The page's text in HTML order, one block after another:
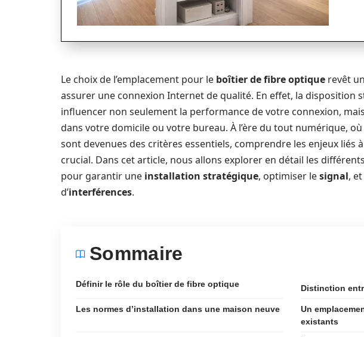
Le choix de l’emplacement pour le boîtier de fibre optique revêt
assurer une connexion Internet de qualité. En effet, la disposition
influencer non seulement la performance de votre connexion,
dans votre domicile ou votre bureau. À l’ère du tout numérique,
sont devenues des critères essentiels, comprendre les enjeux liés
crucial. Dans cet article, nous allons explorer en détail les
pour garantir une installation stratégique, optimiser lesignal,
d’interférences.
Sommaire
Définir le rôle du boîtier de fibre optique Distinction
Les normes d’installation dans une maison neuve
Un
existants